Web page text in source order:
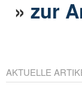
»zur
AKTUELLE